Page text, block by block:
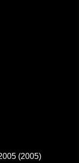
(2005)